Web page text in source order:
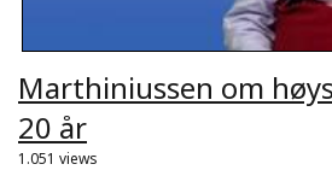
Marthiniussen om
20 år
1.051 views